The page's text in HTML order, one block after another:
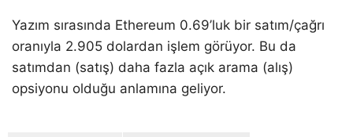
Yazım sırasında Ethereum 0.69’luk bir satım/çağrı
oranıyla 2.905 dolardan işlem görüyor. Bu da
satımdan (satış) daha fazla açık arama (alış)
opsiyonu olduğu anlamına geliyor.